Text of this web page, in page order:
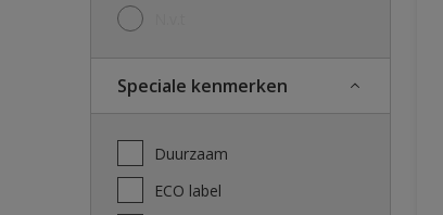
Speciale kenmerken
Duurzaam
ECO label